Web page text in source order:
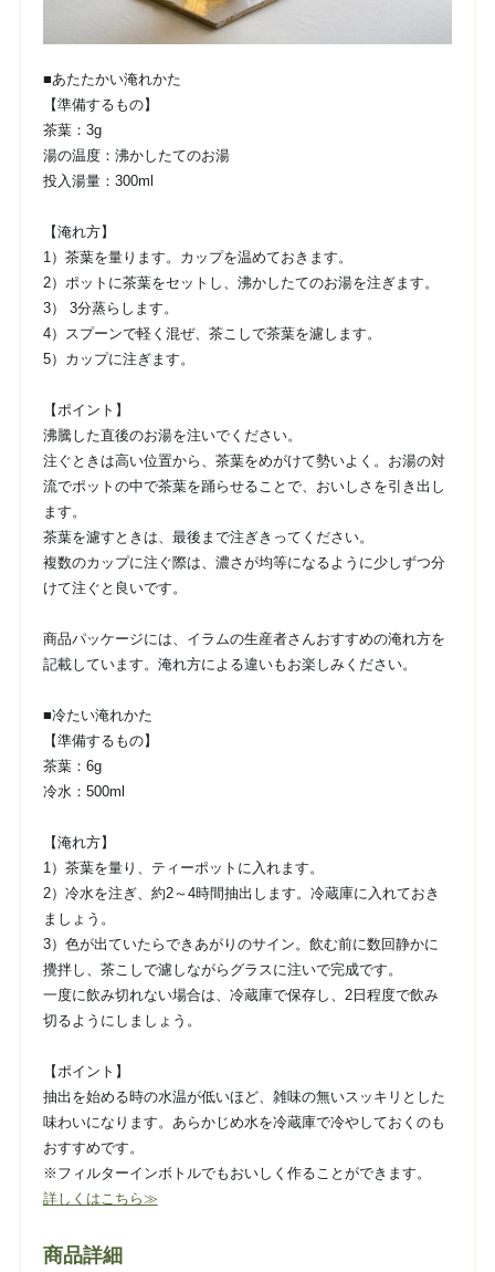
■あたたかい淹れかた
【準備するもの】
茶葉：3g
湯の温度：沸かしたてのお湯
投入湯量：300ml
【淹れ方】
1）茶葉を量ります。カップを温めておきます。
2）ポットに茶葉をセットし、沸かしたてのお湯を注ぎます。
3） 3分蒸らします。
4）スプーンで軽く混ぜ、茶こしで茶葉を濾します。
5）カップに注ぎます。
【ポイント】
沸騰した直後のお湯を注いでください。
注ぐときは高い位置から、茶葉をめがけて勢いよく。お湯の対
流でポットの中で茶葉を踊らせることで、おいしさを引き出し
ます。
茶葉を濾すときは、最後まで注ぎきってください。
複数のカップに注ぐ際は、濃さが均等になるように少しずつ分
けて注ぐと良いです。
商品パッケージには、イラムの生産者さんおすすめの淹れ方を
記載しています。淹れ方による違いもお楽しみください。
■冷たい淹れかた
【準備するもの】
茶葉：6g
冷水：500ml
【淹れ方】
1）茶葉を量り、ティーポットに入れます。
2）冷水を注ぎ、約2～4時間抽出します。冷蔵庫に入れておき
ましょう。
3）色が出ていたらできあがりのサイン。飲む前に数回静かに
攪拌し、茶こしで濾しながらグラスに注いで完成です。
一度に飲み切れない場合は、冷蔵庫で保存し、2日程度で飲み
切るようにしましょう。
【ポイント】
抽出を始める時の水温が低いほど、雑味の無いスッキリとした
味わいになります。あらかじめ水を冷蔵庫で冷やしておくのも
おすすめです。
※フィルターインボトルでもおいしく作ることができます。
詳しくはこちら≫
商品詳細